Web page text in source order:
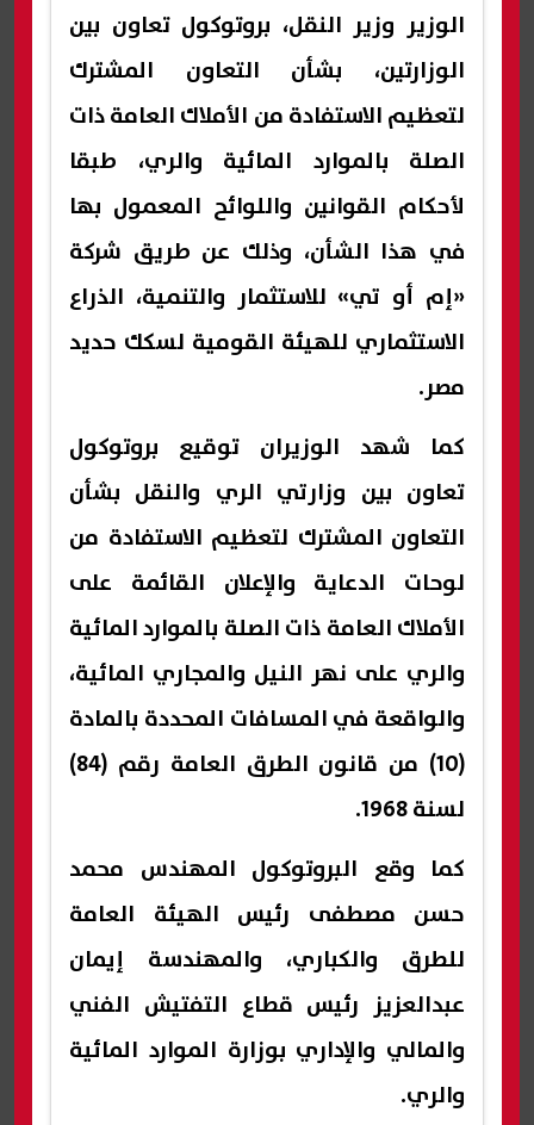
الوزير وزير النقل، بروتوكول تعاون بين
الوزارتين، بشأن التعاون المشترك
لتعظيم الاستفادة من الأملاك العامة ذات
الصلة بالموارد المائية والري، طبقا
لأحكام القوانين واللوائح المعمول بها
في هذا الشأن، وذلك عن طريق شركة
«إم أو تي» للاستثمار والتنمية، الذراع
الاستثماري للهيئة القومية لسكك حديد
مصر.
كما شهد الوزيران توقيع بروتوكول
تعاون بين وزارتي الري والنقل بشأن
التعاون المشترك لتعظيم الاستفادة من
لوحات الدعاية والإعلان القائمة على
الأملاك العامة ذات الصلة بالموارد المائية
والري على نهر النيل والمجاري المائية،
والواقعة في المسافات المحددة بالمادة
(10) من قانون الطرق العامة رقم (84)
لسنة 1968.
كما وقع البروتوكول المهندس محمد
حسن مصطفى رئيس الهيئة العامة
للطرق والكباري، والمهندسة إيمان
عبدالعزيز رئيس قطاع التفتيش الفني
والمالي والإداري بوزارة الموارد المائية
والري.